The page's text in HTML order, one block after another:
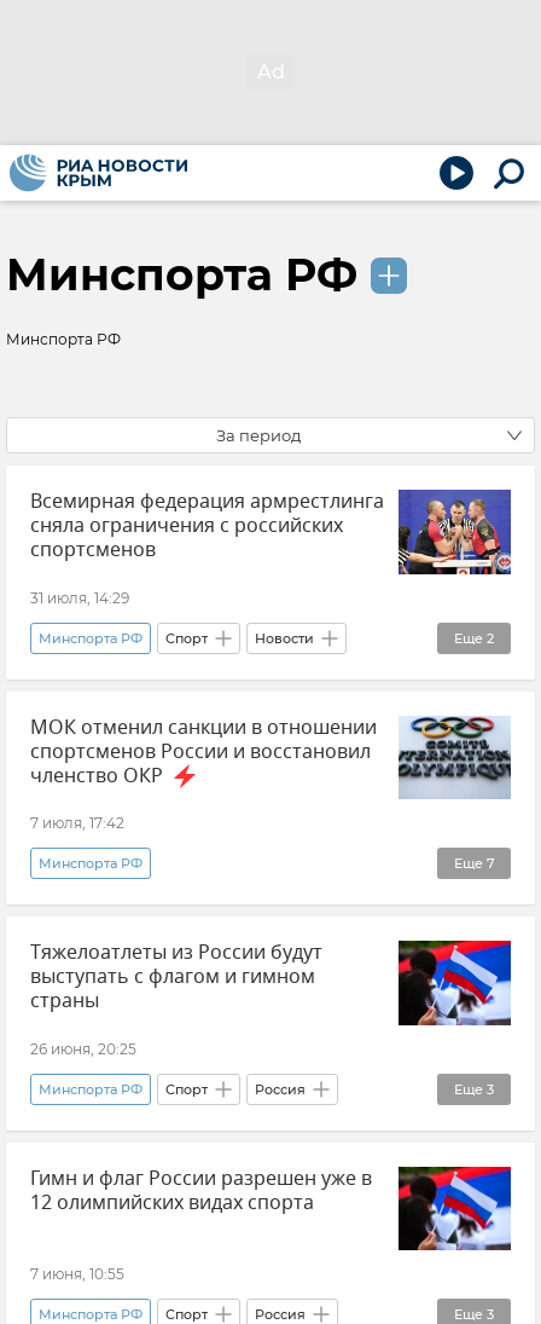
Минспорта РФ
Минспорта РФ
За период
Всемирная федерация армрестлинга
сняла ограничения с российских
спортсменов
31 июля, 14:29
Еще 2
Минспорта РФ Спорт Новости
Михаил Дегтярев В мире
МОК отменил санкции в отношении
спортсменов России и восстановил
членство ОКР
7 июля, 17:42
Еще 7
Минспорта РФ
МОК (Международный олимпийский комитет)
Олимпийские игры
Олимпийский комитет России
Тяжелоатлеты из России будут
выступать с флагом и гимном
страны
26 июня, 20:25
Еще 3
Минспорта РФ Спорт Россия
Новости Общество В мире
Гимн и флаг России разрешен уже в
12 олимпийских видах спорта
7 июня, 10:55
Еще 3
Минспорта РФ Спорт Россия